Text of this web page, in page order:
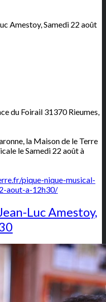
Amestoy, Samedi 22 août
du Foirail 31370 Rieumes
la Maison de le Terre
le Samedi 22 août à
pique-nique-musical-
aout-a-12h30/
Luc Amestoy,